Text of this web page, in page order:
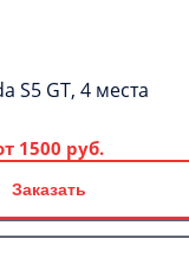
S5 GT, 4 места
1500 руб.
Заказать